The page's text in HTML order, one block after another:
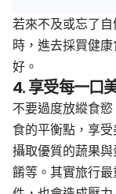
若來不及或忘了
時，進去採買健
好。
4. 享受每一口
不要過度放縱食
食的平衡點，享
攝取優質的蔬果
餚等。其實旅行